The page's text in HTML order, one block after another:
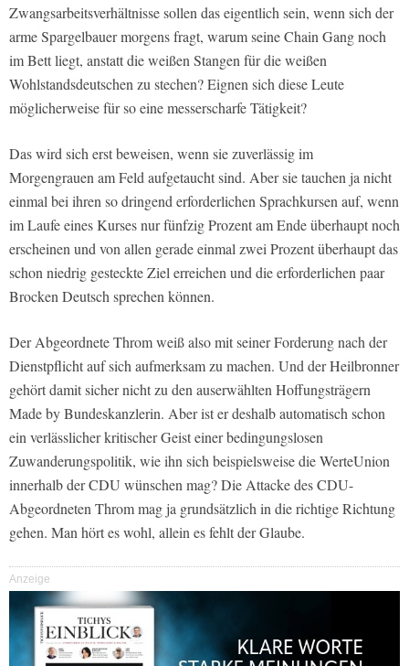
Zwangsarbeitsverhältnisse sollen das eigentlich sein, wenn sich der
arme Spargelbauer morgens fragt, warum seine Chain Gang noch
im Bett liegt, anstatt die weißen Stangen für die weißen
Wohlstandsdeutschen zu stechen? Eignen sich diese Leute
möglicherweise für so eine messerscharfe Tätigkeit?
Das wird sich erst beweisen, wenn sie zuverlässig im
Morgengrauen am Feld aufgetaucht sind. Aber sie tauchen ja nicht
einmal bei ihren so dringend erforderlichen Sprachkursen auf, wenn
im Laufe eines Kurses nur fünfzig Prozent am Ende überhaupt noch
erscheinen und von allen gerade einmal zwei Prozent überhaupt das
schon niedrig gesteckte Ziel erreichen und die erforderlichen paar
Brocken Deutsch sprechen können.
Der Abgeordnete Throm weiß also mit seiner Forderung nach der
Dienstpflicht auf sich aufmerksam zu machen. Und der Heilbronner
gehört damit sicher nicht zu den auserwählten Hoffungsträgern
Made by Bundeskanzlerin. Aber ist er deshalb automatisch schon
ein verlässlicher kritischer Geist einer bedingungslosen
Zuwanderungspolitik, wie ihn sich beispielsweise die WerteUnion
innerhalb der CDU wünschen mag? Die Attacke des CDU-
Abgeordneten Throm mag ja grundsätzlich in die richtige Richtung
gehen. Man hört es wohl, allein es fehlt der Glaube.
Anzeige